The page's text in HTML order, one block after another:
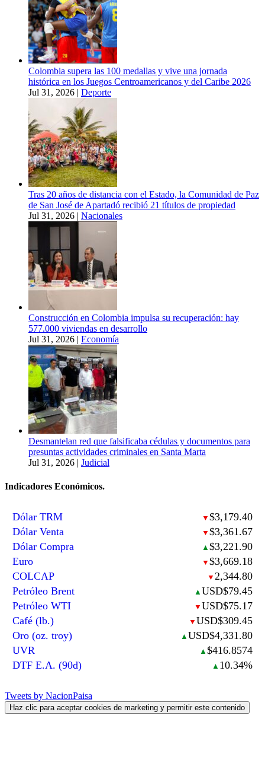
Colombia supera las 100 medallas y vive una jornada
histórica en los Juegos Centroamericanos y del Caribe 2026
Jul 31, 2026 | Deporte
Tras 20 años de distancia con el Estado, la Comunidad de Paz
de San José de Apartadó recibió 21 títulos de propiedad
Jul 31, 2026 | Nacionales
Construcción en Colombia impulsa su recuperación: hay
577.000 viviendas en desarrollo
Jul 31, 2026 | Economía
Desmantelan red que falsificaba cédulas y documentos para
presuntas actividades criminales en Santa Marta
Jul 31, 2026 | Judicial
Indicadores Económicos.
Dólar TRM ▼ $3,179.40
Dólar Venta
▼ $3,361.67
Dólar Compra
▲ $3,221.90
Euro
▼ $3,669.18
COLCAP
▼ 2,344.80
Petróleo Brent
▲ USD$79.45
Petróleo WTI
▼ USD$75.17
Café (lb.)
▼ USD$309.45
Oro (oz. troy)
▲ USD$4,331.80
UVR
▲ $416.8574
DTF E.A. (90d)
▲ 10.34%
Tweets by NacionPaisa
Haz clic para aceptar cookies de marketing y permitir este contenido